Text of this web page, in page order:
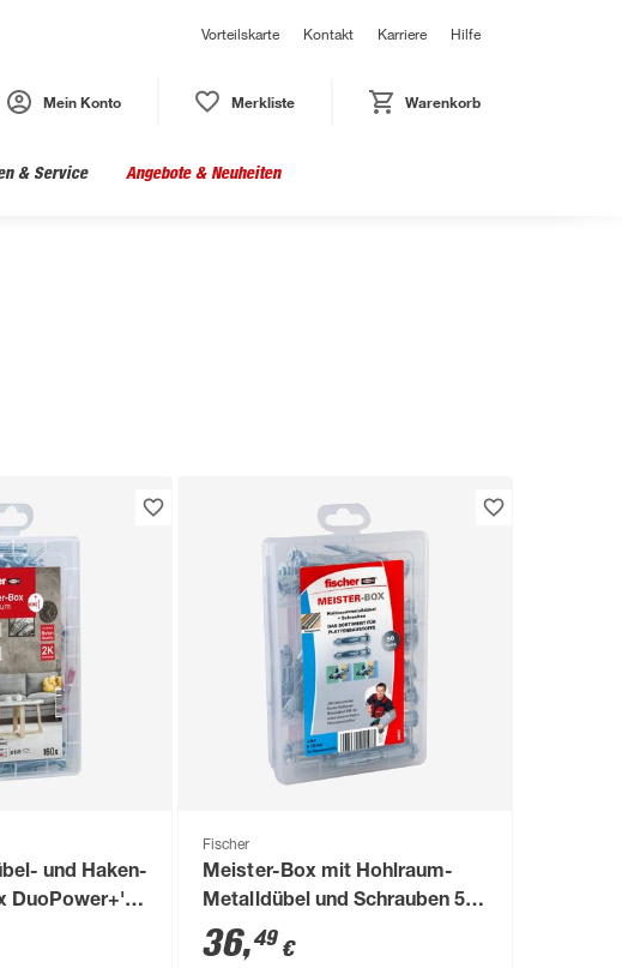
Vorteilskarte Kontakt Karriere Hilfe
Mein Konto Merkliste Warenkorb
& Service Angebote & Neuheiten
und Haken-
DuoPower+'
Fischer
Meister-Box mit Hohlraum-
Metalldübel und Schrauben 50-
teilig
36,49 €